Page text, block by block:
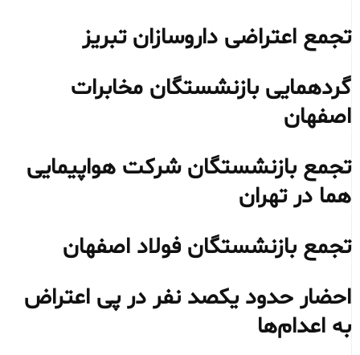
تجمع اعتراضی داروسازان تبریز
گردهمایی بازنشستگان مخابرات
اصفهان
تجمع بازنشستگان شرکت هواپیمایی
هما در تهران
تجمع بازنشستگان فولاد اصفهان
احضار حدود یکصد نفر در پی اعتراض
به اعدام‌ها